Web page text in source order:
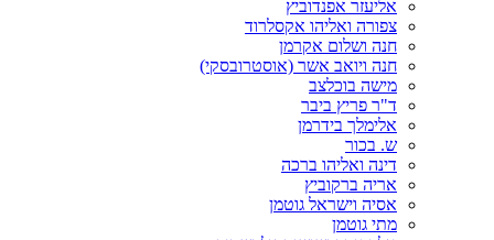
אליעזר אפנדוביץ
צפורה ואליהו אקסלרוד
חנה ושלום אקרמן
חנה ויואב אשר (אוסטרובסקי)
מישה בוכלצב
ד"ר פריץ ביבר
אלימלך בידרמן
ש. בכור
דינה ואליהו ברכה
אריה ברקוביץ
אסיה וישראל גוטמן
מתי גוטמן